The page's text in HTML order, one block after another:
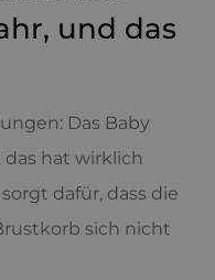
und das
Das Baby
hat wirklich
dafür, dass die
sich nicht